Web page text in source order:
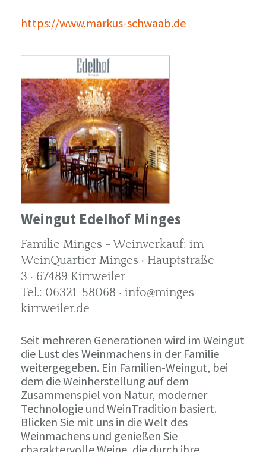
https://www.markus-schwaab.de
Weingut Edelhof Minges
Familie Minges - Weinverkauf: im
WeinQuartier Minges · Hauptstraße
3 · 67489 Kirrweiler
Tel.: 06321-58068 · info@minges-
kirrweiler.de
Seit mehreren Generationen wird im Weingut
die Lust des Weinmachens in der Familie
weitergegeben. Ein Familien-Weingut, bei
dem die Weinherstellung auf dem
Zusammenspiel von Natur, moderner
Technologie und WeinTradition basiert.
Blicken Sie mit uns in die Welt des
Weinmachens und genießen Sie